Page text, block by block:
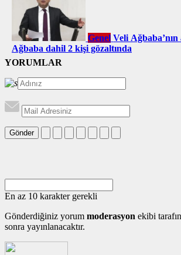
Genel Veli
Ağbaba dahil 2 kişi gözaltında
YORUMLAR
Gönder
En az 10 karakter gerekli
Gönderdiğiniz yorum moderasyon ekibi
sonra yayınlanacaktır.